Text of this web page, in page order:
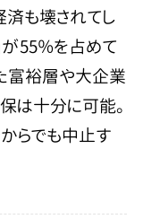
済も壊されてし
が55％を占めて
た富裕層や大企業
は十分に可能。
らでも中止す